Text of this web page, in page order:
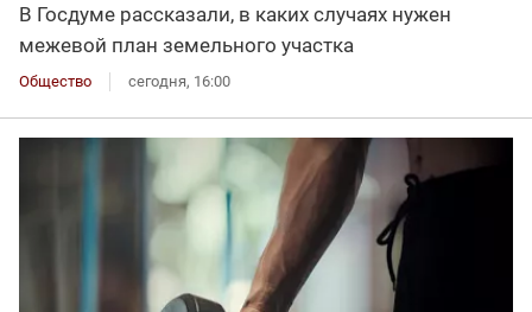
В Госдуме рассказали, в каких случаях нужен
межевой план земельного участка
Общество сегодня, 16:00